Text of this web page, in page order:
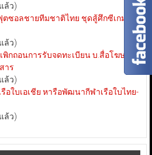
ล้ว)
ซอลชายทีมชาติไทย ชุดสู้ศึกซีเกมส์
ล้ว)
เพิกถอนการรับจดทะเบียน บ.สื่อโฆษณา
าร
ล้ว)
อใบเอเชีย หารือพัฒนากีฬาเรือใบไทย-
ล้ว)